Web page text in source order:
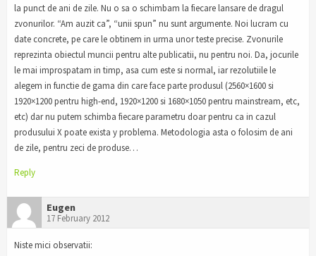
la punct de ani de zile. Nu o sa o schimbam la fiecare lansare de dragul
zvonurilor. “Am auzit ca”, “unii spun” nu sunt argumente. Noi lucram cu
date concrete, pe care le obtinem in urma unor teste precise. Zvonurile
reprezinta obiectul muncii pentru alte publicatii, nu pentru noi. Da, jocurile
le mai improspatam in timp, asa cum este si normal, iar rezolutiile le
alegem in functie de gama din care face parte produsul (2560×1600 si
1920×1200 pentru high-end, 1920×1200 si 1680×1050 pentru mainstream, etc,
etc) dar nu putem schimba fiecare parametru doar pentru ca in cazul
produsului X poate exista y problema. Metodologia asta o folosim de ani
de zile, pentru zeci de produse…
Reply
Eugen
17 February 2012
Niste mici observatii: